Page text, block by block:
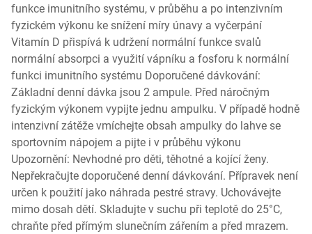
funkce imunitního systému, v průběhu a po intenzivním
fyzickém výkonu ke snížení míry únavy a vyčerpání
Vitamín D přispívá k udržení normální funkce svalů
normální absorpci a využití vápníku a fosforu k normální
funkci imunitního systému Doporučené dávkování:
Základní denní dávka jsou 2 ampule. Před náročným
fyzickým výkonem vypijte jednu ampulku. V případě hodně
intenzivní zátěže vmíchejte obsah ampulky do lahve se
sportovním nápojem a pijte i v průběhu výkonu
Upozornění: Nevhodné pro děti, těhotné a kojící ženy.
Nepřekračujte doporučené denní dávkování. Přípravek není
určen k použití jako náhrada pestré stravy. Uchovávejte
mimo dosah dětí. Skladujte v suchu při teplotě do 25°C,
chraňte před přímým slunečním zářením a před mrazem.